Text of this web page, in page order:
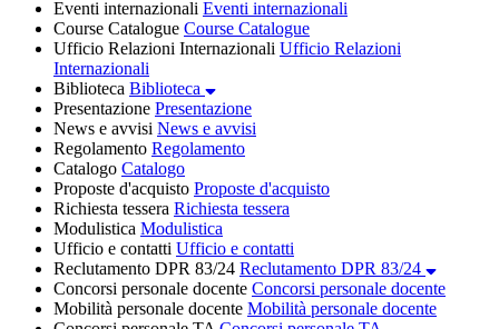
Eventi internazionali Eventi internazionali
Course Catalogue Course Catalogue
Ufficio Relazioni Internazionali Ufficio Relazioni
Internazionali
Biblioteca Biblioteca
Presentazione Presentazione
News e avvisi News e avvisi
Regolamento Regolamento
Catalogo Catalogo
Proposte d'acquisto Proposte d'acquisto
Richiesta tessera Richiesta tessera
Modulistica Modulistica
Ufficio e contatti Ufficio e contatti
Reclutamento DPR 83/24 Reclutamento DPR 83/24
Concorsi personale docente Concorsi personale docente
Mobilità personale docente Mobilità personale docente